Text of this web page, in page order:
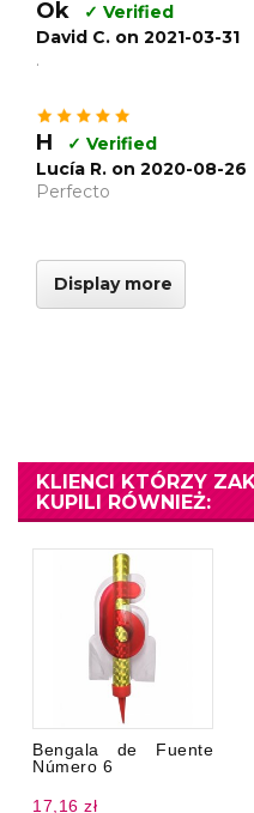
Ok
✓ Verified
David C. on 2021-03-31
.
H
✓ Verified
Lucía R. on 2020-08-26
Perfecto
Display more
KLIENCI KTÓRZY
KUPILI RÓWNIEŻ:
Bengala de Fuente
Número 6
17,16 zł